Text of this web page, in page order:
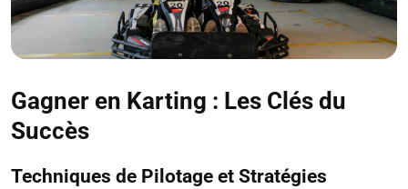
Gagner en Karting : Les Clés du
Succès
Techniques de Pilotage et Stratégies